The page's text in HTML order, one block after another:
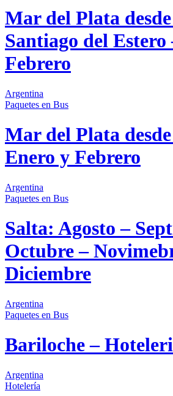
Mar del Plata
Santiago del Estero
Febrero
Argentina
Paquetes en Bus
Mar del Plata
Enero y Febrero
Argentina
Paquetes en Bus
Salta: Agosto –
Octubre –
Diciembre
Argentina
Paquetes en Bus
Bariloche –
Argentina
Hotelería